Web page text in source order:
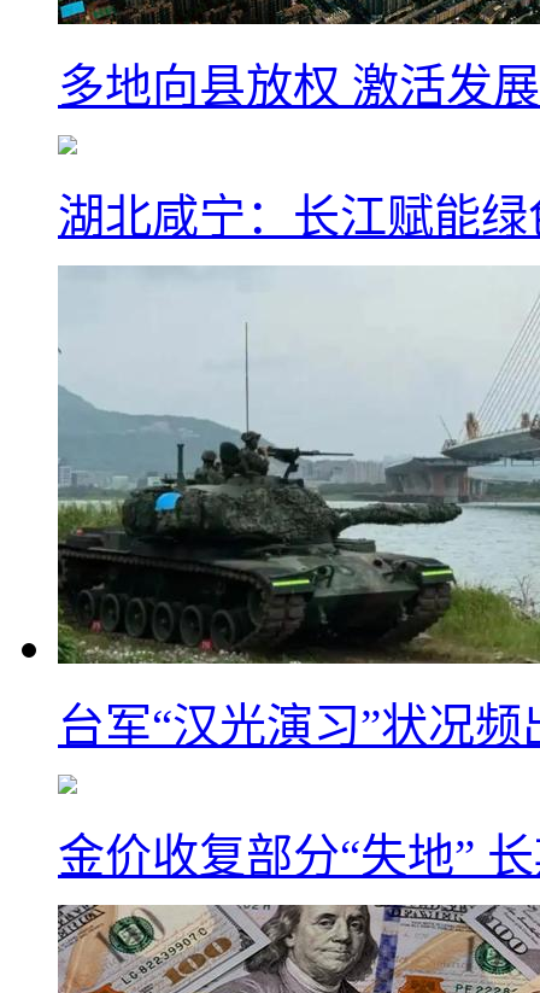
多地向县放权 激活发
湖北咸宁：长江赋能
台军“汉光演习”状况
金价收复部分“失地”